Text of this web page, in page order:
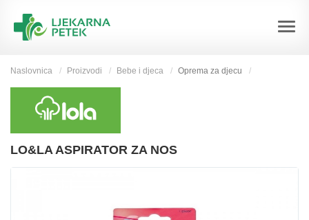
Naslovnica Proizvodi Bebe i djeca Oprema za djecu
LO&LA ASPIRATOR ZA NOS